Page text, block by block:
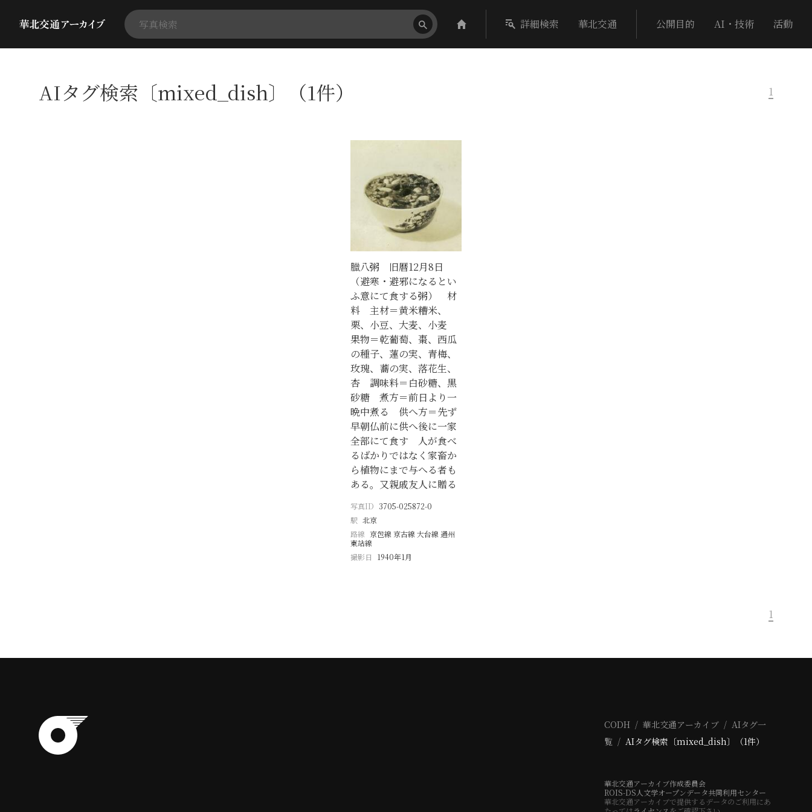
詳細検索 華北交通 公開目的 AI・技術 活動
AIタグ検索〔mixed_dish〕（1件） 1
臘八粥 旧暦12月8日
（避寒・避邪になるとい
ふ意にて食する粥） 材
料 主材＝黄米糟米、
栗、小豆、大麦、小麦
果物＝乾葡萄、棗、西瓜
の種子、蓮の実、青梅、
玫瑰、蕎の実、落花生、
杏 調味料＝白砂糖、黒
砂糖 煮方＝前日より一
晩中煮る 供へ方＝先ず
早朝仏前に供へ後に一家
全部にて食す 人が食べ
るばかりではなく家畜か
ら植物にまで与へる者も
ある。又親戚友人に贈る
写真ID 3705-025872-0
駅 北京
路線 京包線 京古線 大台線 通州
東站線
撮影日
1940年1月
1
CODH 華北交通アーカイブ
AIタグ一
覧
AIタグ検索〔mixed_dish〕（1件）
華北交通アーカイブ作成委員会
ROIS-DS人文学オープンデータ共同利用センター
華北交通アーカイブで提供するデータのご利用にあ